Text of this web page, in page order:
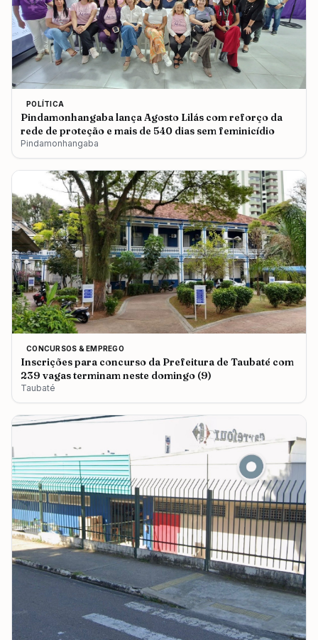
POLÍTICA
Pindamonhangaba lança Agosto Lilás com reforço da
rede de proteção e mais de 540 dias sem feminicídio
Pindamonhangaba
CONCURSOS & EMPREGO
Inscrições para concurso da Prefeitura de Taubaté com
239 vagas terminam neste domingo (9)
Taubaté